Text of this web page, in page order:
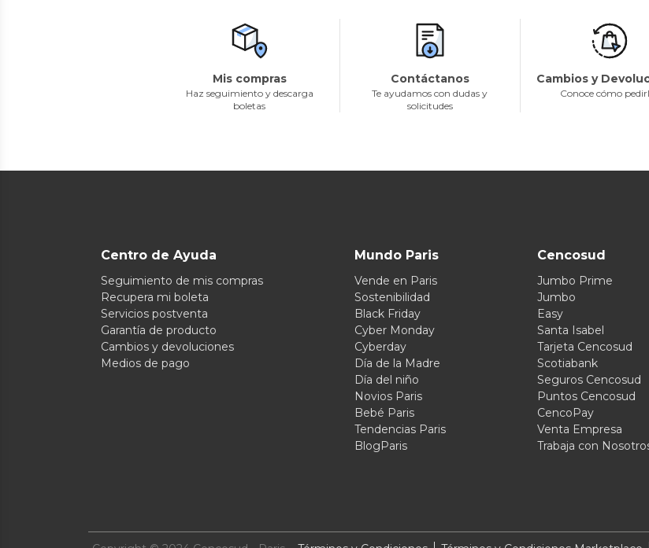
Mis compras
Haz seguimiento y descarga
boletas
Contáctanos
Te ayudamos con dudas y
solicitudes
Cambios y
Conoce cómo
Centro de Ayuda
Seguimiento de mis compras
Recupera mi boleta
Servicios postventa
Garantía de producto
Cambios y devoluciones
Medios de pago
Mundo Paris
Vende en Paris
Sostenibilidad
Black Friday
Cyber Monday
Cyberday
Día de la Madre
Día del niño
Novios Paris
Bebé Paris
Tendencias Paris
BlogParis
Cencosud
Jumbo Prime
Jumbo
Easy
Santa Isabel
Tarjeta Cencosud
Scotiabank
Seguros Cencosud
Puntos Cencosud
CencoPay
Venta Empresa
Trabaja con